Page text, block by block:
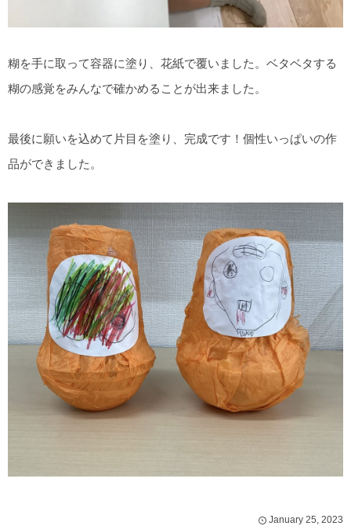
糊を手に取って容器に塗り、花紙で覆いました。ベタベタする
糊の感覚をみんなで確かめることが出来ました。
最後に願いを込めて片目を塗り、完成です！個性いっぱいの作
品ができました。
January 25 2023